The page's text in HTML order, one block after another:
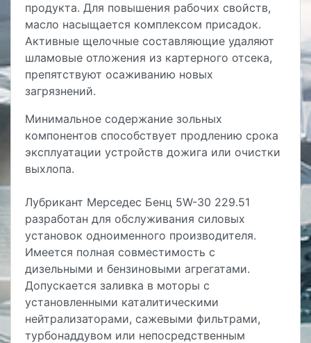
продукта. Для повышения рабочих свойств,
масло насыщается комплексом присадок.
Активные щелочные составляющие удаляют
шламовые отложения из картерного отсека,
препятствуют осаживанию новых
загрязнений.
Минимальное содержание зольных
компонентов способствует продлению срока
эксплуатации устройств дожига или очистки
выхлопа.
Лубрикант Мерседес Бенц 5W-30 229.51
разработан для обслуживания силовых
установок одноименного производителя.
Имеется полная совместимость с
дизельными и бензиновыми агрегатами.
Допускается заливка в моторы с
установленными каталитическими
нейтрализаторами, сажевыми фильтрами,
турбонаддувом или непосредственным